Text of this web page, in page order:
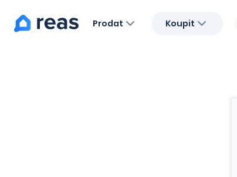
Prodat Koupit